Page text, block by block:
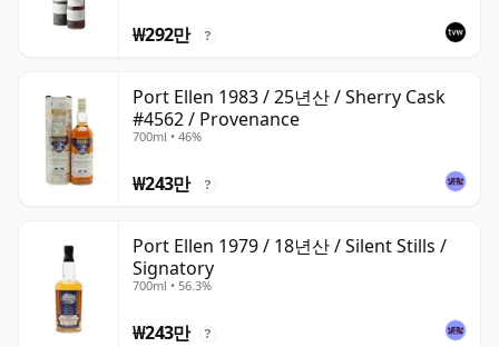
₩292만 ?
Port Ellen 1983 / 25년산 / Sherry Cask
#4562 / Provenance
700ml • 46%
₩243만 ?
Port Ellen 1979 / 18년산 / Silent Stills /
Signatory
700ml • 56.3%
₩243만 ?